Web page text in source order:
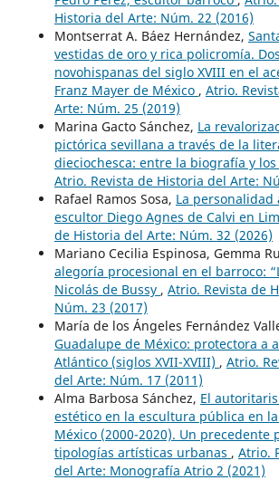
Historia del Arte: Núm. 22 (2016)
Montserrat A. Báez Hernández,
vestidas de oro y rica policromía.
novohispanas del siglo XVIII en el
Franz Mayer de México , Atrio.
Arte: Núm. 25 (2019)
Marina Gacto Sánchez, La
pictórica sevillana a través de la
dieciochesca: entre la biografía y
Atrio. Revista de Historia del Arte:
Rafael Ramos Sosa, La personalidad
escultor Diego Agnes de Calvi en
de Historia del Arte: Núm. 32 (2026)
Mariano Cecilia Espinosa, Gemma
alegoría procesional en el barroco:
Nicolás de Bussy , Atrio. Revista de
Núm. 23 (2017)
María de los Ángeles Fernández
Guadalupe de México: protectora a
Atlántico (siglos XVII-XVIII) , Atrio.
del Arte: Núm. 17 (2011)
Alma Barbosa Sánchez, El
estético en la escultura pública en
México (2000-2020). Un precedente
tipologías artísticas urbanas , Atrio.
del Arte: Monografía Atrio 2 (2021)